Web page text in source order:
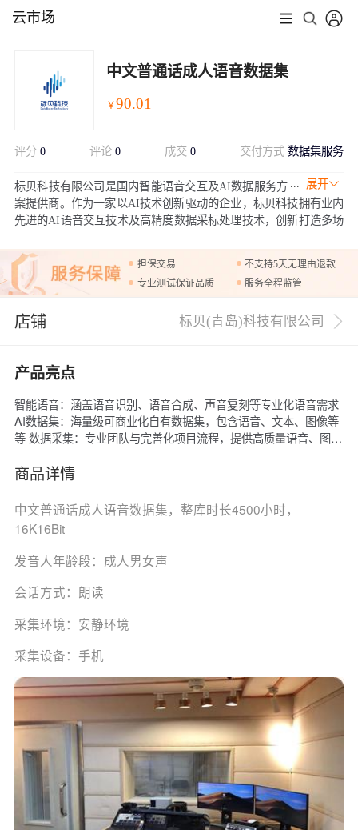
云市场
中文普通话成人语音数据集
￥90.01
评分 0 评论 0 成交0 交付方式数据集服务
展开
标贝科技有限公司是国内智能语音交互及AI数据服务方
案提供商。作为一家以AI技术创新驱动的企业，标贝科技拥有业内
先进的AI语音交互技术及高精度数据采标处理技术，创新打造多场
及TTS音色定制，声音复刻，情感合成和声音转换在内的语音技术
产品；AI数据业务涵盖语音合成、语音识别、图像视觉、NLP、3D
点云等数据服务。
担保交易
不支持5天无理由退款
专业测试保证品质
服务全程监管
店铺 标贝(青岛)科技有限公司
产品亮点
智能语音：涵盖语音识别、语音合成、声音复刻等专业化语音需求
AI数据集：海量级可商业化自有数据集，包含语音、文本、图像等
等 数据采集：专业团队与完善化项目流程，提供高质量语音、图
据中心，承接全品类数据标注项目 解决方案：一站式数字人制作解
商品详情
中文普通话成人语音数据集，整库时长4500小时，
16K16Bit
发音人年龄段：成人男女声
会话方式：朗读
采集环境：安静环境
采集设备：手机